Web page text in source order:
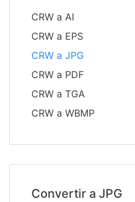
CRW a AI
CRW a EPS
CRW a JPG
CRW a PDF
CRW a TGA
CRW a WBMP
Convertir a JPG